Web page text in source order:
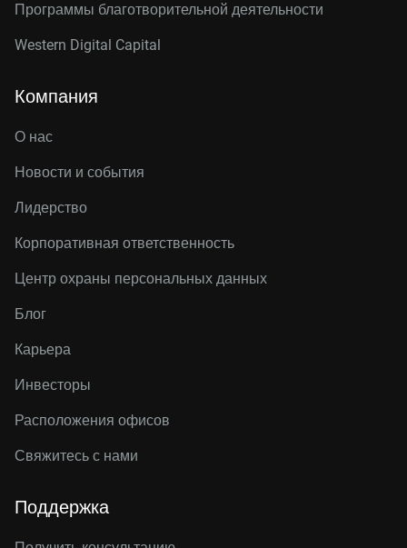
Программы благотворительной деятельности
Western Digital Capital
Компания
О нас
Новости и события
Лидерство
Корпоративная ответственность
Центр охраны персональных данных
Блог
Карьера
Инвесторы
Расположения офисов
Свяжитесь с нами
Поддержка